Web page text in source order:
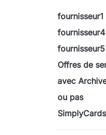
fournisseur1
fournisseur4
fournisseur5
Offres de
avec
ou pas
SimplyCards